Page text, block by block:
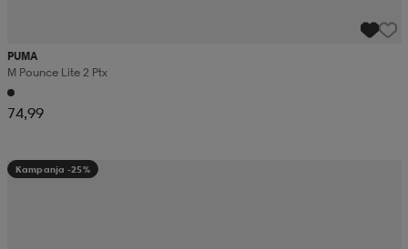
PUMA
M Pounce Lite 2 Ptx
74,99
Kampanja -25%